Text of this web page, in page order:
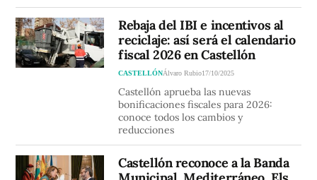
Rebaja del IBI e incentivos al
reciclaje: así será el calendario
fiscal 2026 en Castellón
CASTELLÓNÁlvaro Rubio17/10/2025
Castellón aprueba las nuevas
bonificaciones fiscales para 2026:
conoce todos los cambios y
reducciones
Castellón reconoce a la Banda